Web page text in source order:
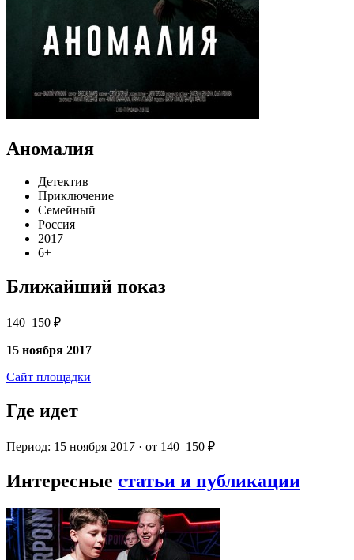
Аномалия
Детектив
Приключение
Семейный
Россия
2017
6+
Ближайший показ
140–150 ₽
15 ноября 2017
Сайт площадки
Где идет
Период: 15 ноября 2017 · от 140–150 ₽
Интересные статьи и публикации